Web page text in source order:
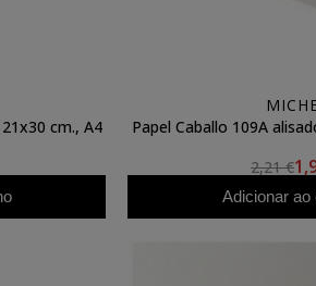
cm., A4
Papel Caballo 109A
2,21 €
Adicionar ao